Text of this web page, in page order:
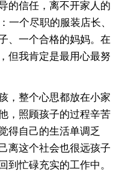
的信任，离不开家人的
一个尽职的服装店长、
、一个合格的妈妈。在
但我肯定是最用心最努
，整个心思都放在小家
，照顾孩子的过程辛苦
得自己的生活单调乏
离这个社会也很远孩子
到忙碌充实的工作中。